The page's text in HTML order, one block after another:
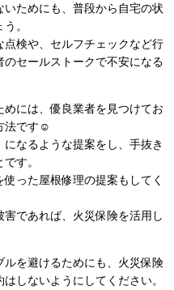
ためにも、普段から自宅の状
。
検や、セルフチェックなど行
セールストークで不安になる
には、優良業者を見つけてお
法です☺
なるような提案をし、手抜き
す。
った屋根修理の提案もしてく
であれば、火災保険を活用し
を避けるためにも、火災保険
しないようにしてください。